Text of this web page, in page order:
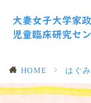
HOME はぐ